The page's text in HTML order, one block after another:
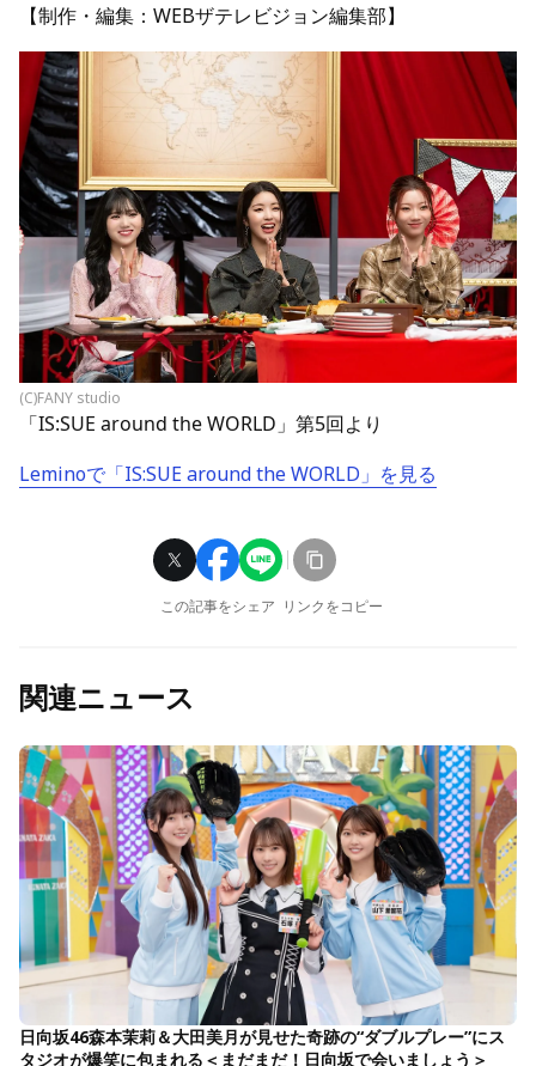
【制作・編集：WEBザテレビジョン編集部】
(C)FANY studio
「IS:SUE around the WORLD」第5回より
Leminoで「IS:SUE around the WORLD」を見る
この記事をシェア リンクをコピー
関連ニュース
日向坂46森本茉莉＆大田美月が見せた奇跡の“ダブルプレー”にス
タジオが爆笑に包まれる＜まだまだ！日向坂で会いましょう＞